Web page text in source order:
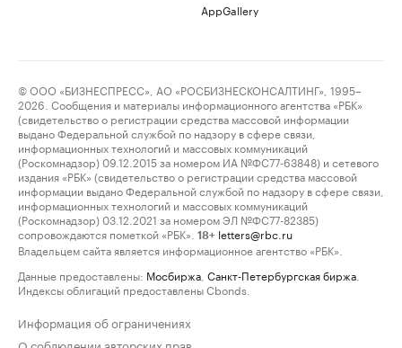
AppGallery
© ООО «БИЗНЕСПРЕСС», АО «РОСБИЗНЕСКОНСАЛТИНГ», 1995–
2026. Сообщения и материалы информационного агентства «РБК»
(свидетельство о регистрации средства массовой информации
выдано Федеральной службой по надзору в сфере связи,
информационных технологий и массовых коммуникаций
(Роскомнадзор) 09.12.2015 за номером ИА №ФС77-63848) и сетевого
издания «РБК» (свидетельство о регистрации средства массовой
информации выдано Федеральной службой по надзору в сфере связи,
информационных технологий и массовых коммуникаций
(Роскомнадзор) 03.12.2021 за номером ЭЛ №ФС77-82385)
сопровождаются пометкой «РБК».
18+ letters@rbc.ru
Владельцем сайта является информационное агентство «РБК».
Данные предоставлены: Мосбиржа Санкт-Петербургская биржа
Индексы облигаций предоставлены Cbonds.
Информация об ограничениях